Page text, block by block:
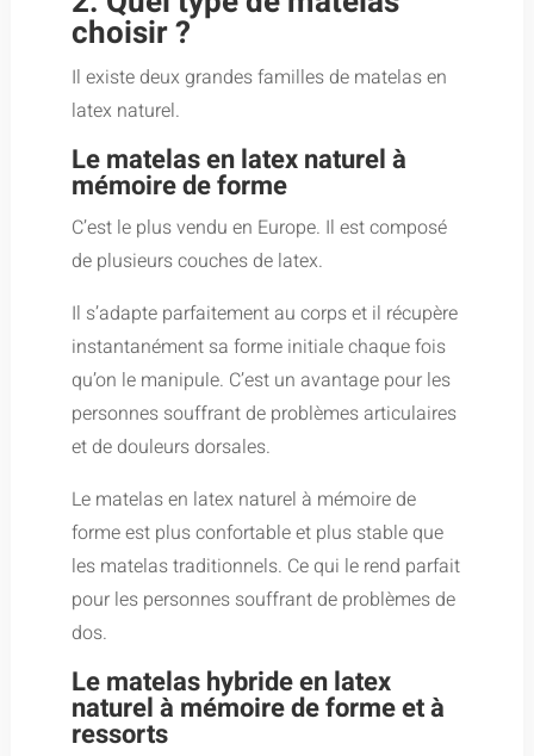
choisir ?
Il existe deux grandes familles de matelas en
latex naturel.
Le matelas en latex naturel à
mémoire de forme
C’est le plus vendu en Europe. Il est composé
de plusieurs couches de latex.
Il s’adapte parfaitement au corps et il récupère
instantanément sa forme initiale chaque fois
qu’on le manipule. C’est un avantage pour les
personnes souffrant de problèmes articulaires
et de douleurs dorsales.
Le matelas en latex naturel à mémoire de
forme est plus confortable et plus stable que
les matelas traditionnels. Ce qui le rend parfait
pour les personnes souffrant de problèmes de
dos.
Le matelas hybride en latex
naturel à mémoire de forme et à
ressorts